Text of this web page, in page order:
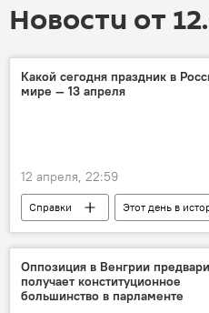
Новости от
Какой сегодня праздник в
мире — 13 апреля
12 апреля, 22:59
Справки
Этот день в
История
православие
Россия
Исторические
Оппозиция в Венгрии
получает конституционное
большинство в парламенте